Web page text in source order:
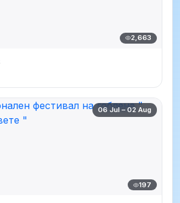
2,663
06 Jul – 02 Aug
197